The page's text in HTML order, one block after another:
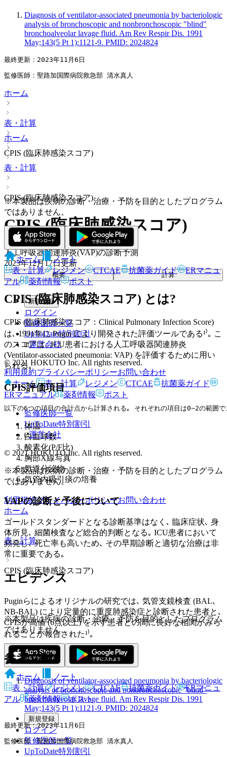
Diagnosis of ventilator-associated pneumonia by bacteriologic
analysis of bronchoscopic and nonbronchoscopic "blind"
bronchoalveolar lavage fluid. Am Rev Respir Dis. 1991
May;143(5 Pt 1):1121-9. PMID: 2024824
最終更新：2023年11月6日
監修医師：聖路加国際病院救急部 清水真人
ホーム
表・計算
CPIS (臨床肺感染スコア)
※本製品は疾病の診断・治療・予防を目的としたプログラム
ではありません。
ホーム
ノート
表・計算
レジメン CTCAE 抗菌薬ガイド
ERマニュ
アル
薬剤情報 ポスト
新規登録
ログイン
監修医師一覧
UpToDate特別割引
運営会社
© 2021 HOKUTO Inc. All rights reserved.
利用規約プライバシーポリシーお問い合わせ
ホーム
表・計算 レジメン CTCAE
抗菌薬ガイド
ERマニュアル
薬剤情報 ポスト
監修医師一覧
UpToDate特別割引
運営会社
© 2021 HOKUTO Inc. All rights reserved.
※本製品は疾病の診断・治療・予防を目的としたプログラム
ではありません。
利用規約プライバシーポリシーお問い合わせ
ホーム
表・計算
CPIS (臨床肺感染スコア)
※本製品は疾病の診断・治療・予防を目的としたプログラム
ではありません。
ホーム
ノート
表・計算
レジメン CTCAE 抗菌薬ガイド
ERマニュ
アル
薬剤情報 ポスト
新規登録
ログイン
監修医師一覧
UpToDate特別割引
ホーム
表・計算
CPIS (臨床肺感染スコア)
CPIS (臨床肺感染スコア)
人工呼吸器関連肺炎(VAP)の診断予測
2023年12月17日更新
概要 計算
CPIS (臨床肺感染スコア) とは?
CPIS (臨床肺感染スコア：Clinical Pulmonary Infection Score)
は､ 1991年に Pugin により開発された評価ツールである¹⁾｡ こ
のスコアは､ ICU患者における人工呼吸器関連肺炎
(Ventilator-associated pneumonia: VAP) を評価するために用い
られる｡
CPIS評価項目
以下の6つの項目の合計点から計算される｡ それぞれの項目は0~2の範囲
体温
白血球数
酸素化(P/F比)
胸部X線写真
気道分泌物
気管内吸引痰の培養
VAPの診断と予後について
ゴールドスタンダードとなる診断基準はなく､ 臨床症状､ 身
体所見､ 細菌検査など総合的判断となる｡ ICU患者において
頻発し､ 死亡率も高いため､ その早期診断と適切な治療は非
常に重要である｡
エビデンス
Puginらによるオリジナルの研究では､ 気管支鏡検査 (BAL､
NB‐BAL) により定量的に重度肺感染症と診断された患者と､
CPISが高値 (6点以上) を示す患者との間に良好な相関がみら
れることが報告された¹⁾｡
参考文献
Diagnosis of ventilator-associated pneumonia by bacteriologic
analysis of bronchoscopic and nonbronchoscopic "blind"
bronchoalveolar lavage fluid. Am Rev Respir Dis. 1991
May;143(5 Pt 1):1121-9. PMID: 2024824
最終更新：2023年11月6日
監修医師：聖路加国際病院救急部 清水真人